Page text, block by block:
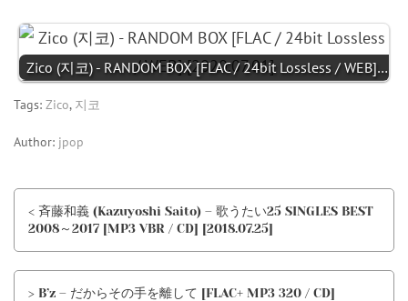
Zico (지코) - RANDOM BOX [FLAC / 24bit Lossless / WEB]…
Tags: Zico, 지코
Author: jpop
< 斉藤和義 (Kazuyoshi Saito) – 歌うたい25 SINGLES BEST
2008～2017 [MP3 VBR / CD] [2018.07.25]
> B’z – だからその手を離して [FLAC+ MP3 320 / CD]